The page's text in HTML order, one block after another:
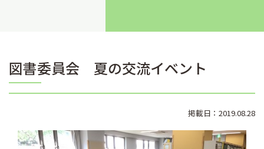
図書委員会 夏の交流イベント
掲載日：2019.08.28